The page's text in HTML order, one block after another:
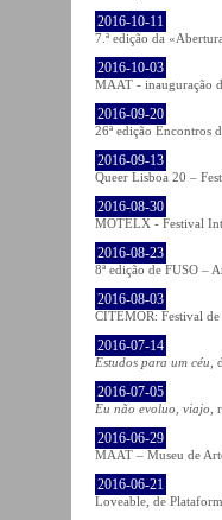
2016-10-11
7.ª edição da
2016-10-03
MAAT - inauguração
2016-09-20
26ª edição Encontros
2016-09-13
Queer Lisboa 20 –
2016-08-30
MOTELX - Festival
2016-08-23
8ª edição de FUSO –
2016-08-03
CITEMOR: Festival
2016-07-14
Estudos para um céu
2016-07-05
Eu não evoluo, viajo
2016-06-29
MAAT – Museu de
2016-06-21
Loveable, de